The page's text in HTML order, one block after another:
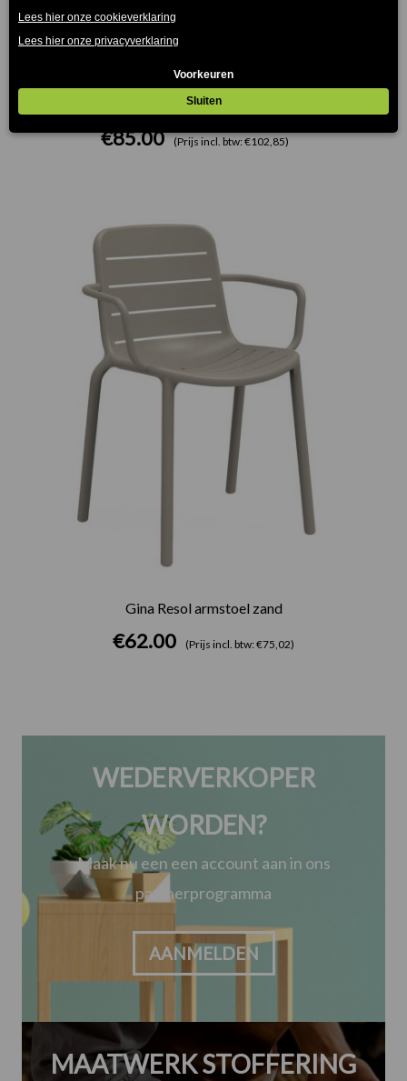
Lisboa Resol terrasstoel olijfgroen
€85.00 (Prijs incl. btw: €102,85)
Gina Resol armstoel zand
€62.00 (Prijs incl. btw: €75,02)
WEDERVERKOPER
WORDEN?
Maak nu een een account aan in ons
partnerprogramma
AANMELDEN
MAATWERK STOFFERING